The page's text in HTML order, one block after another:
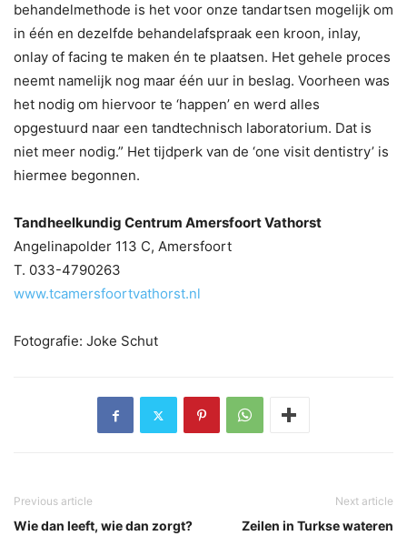
behandelmethode is het voor onze tandartsen mogelijk om
in één en dezelfde behandelafspraak een kroon, inlay,
onlay of facing te maken én te plaatsen. Het gehele proces
neemt namelijk nog maar één uur in beslag. Voorheen was
het nodig om hiervoor te ‘happen’ en werd alles
opgestuurd naar een tandtechnisch laboratorium. Dat is
niet meer nodig.” Het tijdperk van de ‘one visit dentistry’ is
hiermee begonnen.
Tandheelkundig Centrum Amersfoort Vathorst
Angelinapolder 113 C, Amersfoort
T. 033-4790263
www.tcamersfoortvathorst.nl
Fotografie: Joke Schut
Previous article
Wie dan leeft, wie dan zorgt?
Next article
Zeilen in Turkse wateren